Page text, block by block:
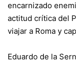
encarnizado
actitud crítica del
viajar a Roma y
Eduardo de la